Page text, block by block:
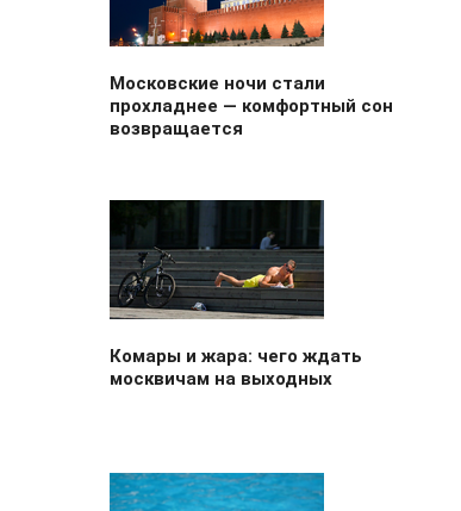
Московские ночи стали
прохладнее — комфортный сон
возвращается
Комары и жара: чего ждать
москвичам на выходных